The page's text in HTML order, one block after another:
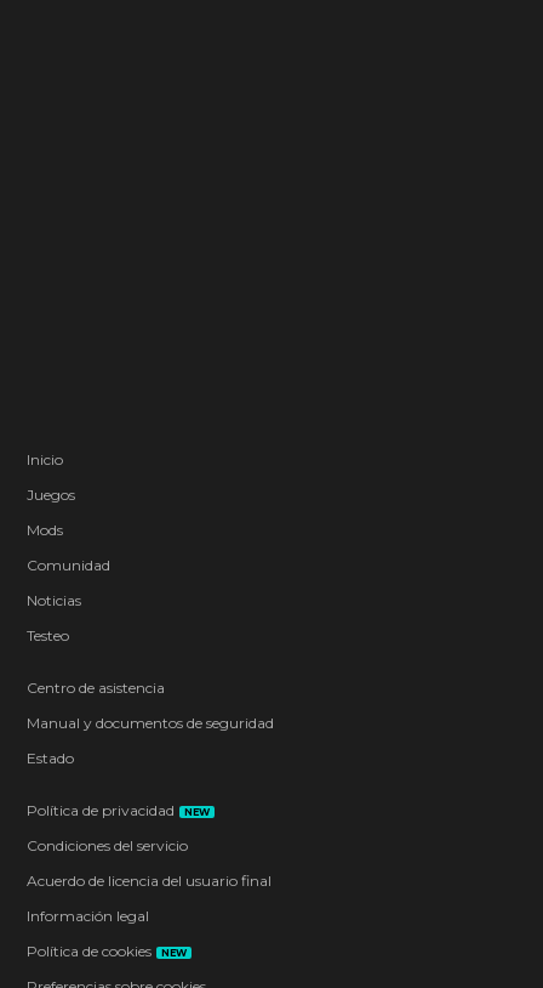
Inicio
Juegos
Mods
Comunidad
Noticias
Testeo
Centro de asistencia
Manual y documentos de seguridad
Estado
Política de privacidad NEW
Condiciones del servicio
Acuerdo de licencia del usuario final
Información legal
Política de cookies
NEW